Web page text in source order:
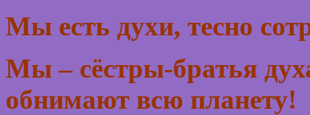
Мы есть духи, тесно
Мы – сёстры-братья
обнимают всю планету!